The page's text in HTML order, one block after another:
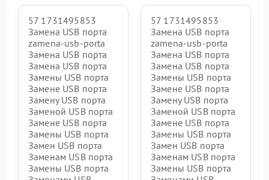
57 1731495853
Замена USB порта
zamena-usb-porta
Замена USB порта
Замена USB порта
Замены USB порта
Замене USB порта
Замену USB порта
Заменой USB порта
Замене USB порта
Замены USB порта
Замен USB порта
Заменам USB порта
Замены USB порта
57 1731495853
Замена USB порта
zamena-usb-porta
Замена USB порта
Замена USB порта
Замены USB порта
Замене USB порта
Замену USB порта
Заменой USB порта
Замене USB порта
Замены USB порта
Замен USB порта
Заменам USB порта
Замены USB порта